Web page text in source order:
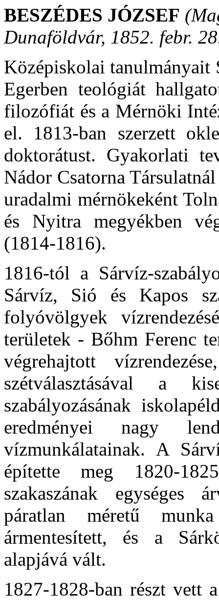
BESZÉDES JÓZSEF
Dunaföldvár, 1852. febr.
Középiskolai tanulmányait
Egerben teológiát
filozófiát és a Mérnöki
el. 1813-ban szerzett
doktorátust. Gyakorlati
Nádor Csatorna
uradalmi mérnökeként
és Nyitra megyékben
(1814-1816).
1816-tól a Sárvíz-
Sárvíz, Sió és Kapos
folyóvölgyek
területek - Bőhm Ferenc
végrehajtott
szétválasztásával a
szabályozásának
eredményei nagy
vízmunkálatainak. A
építette meg 1820-
szakaszának egységes
páratlan méretű
ármentesített, és a
alapjává vált.
1827-1828-ban részt vett